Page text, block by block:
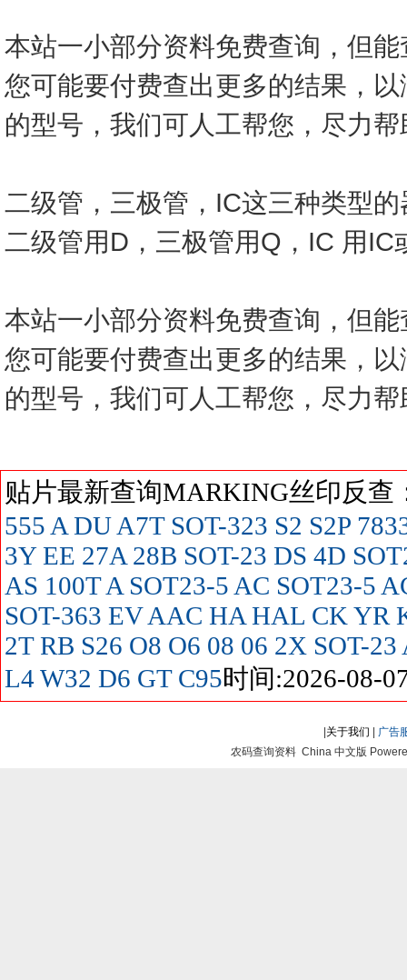
本站一小部分资料免费查询，但
您可能要付费查出更多的结果，
的型号，我们可人工帮您，尽力
二级管，三极管，IC这三种类型
二级管用D，三极管用Q，IC 用IC
本站一小部分资料免费查询，但
您可能要付费查出更多的结果，
的型号，我们可人工帮您，尽力
贴片最新查询MARKING丝印反
555 A DU A7T SOT-323 S2 S2P
3YEE 27A 28B SOT-23 DS 4D
AS 100TA SOT23-5 AC SOT23-5
SOT-363 EVAAC HA HAL CK YR
2TRB S26 O8 O6 08 06 2X SOT-23
L4 W32 D6 GTC95时间:2026-08-
关于我们
广告
农码查询资料 China 中文版